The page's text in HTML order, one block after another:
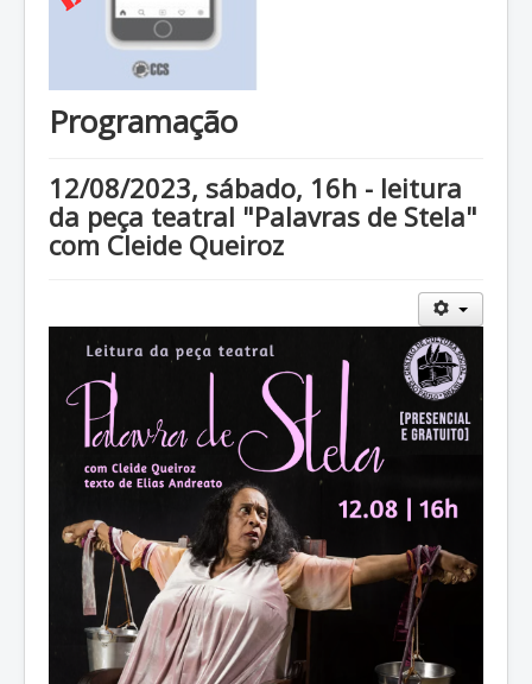
Programação
12/08/2023, sábado, 16h - leitura
da peça teatral "Palavras de Stela"
com Cleide Queiroz